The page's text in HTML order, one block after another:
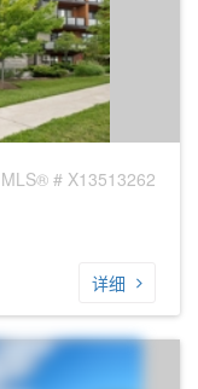
MLS® # X13513262
详细